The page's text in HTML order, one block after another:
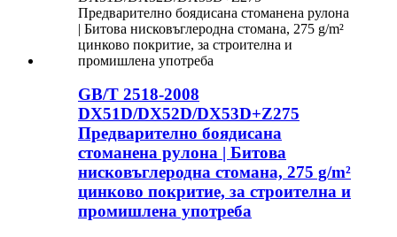
GB/T 2518-2008
DX51D/DX52D/DX53D+Z275
Предварително боядисана
стоманена рулона | Битова
нисковъглеродна стомана, 275 g/m²
цинково покритие, за строителна и
промишлена употреба